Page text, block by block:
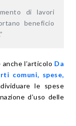
di lavori
beneficio
l’articolo Da
comuni, spese,
le spese
d’uso delle